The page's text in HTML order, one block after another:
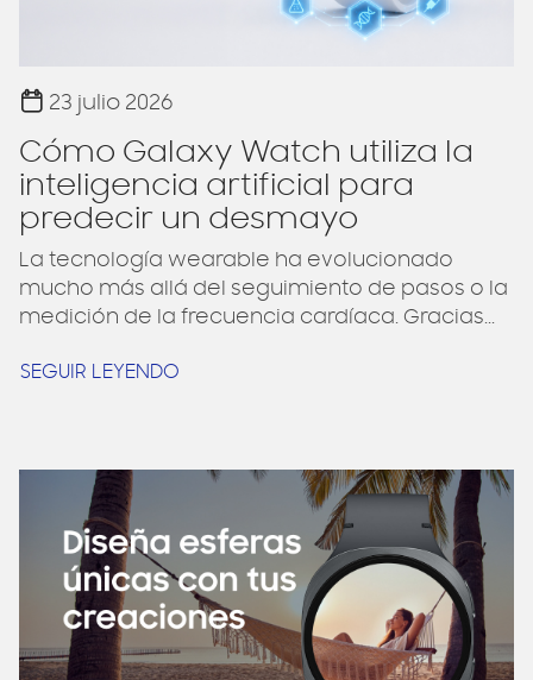
23 julio 2026
Cómo Galaxy Watch utiliza la
inteligencia artificial para
predecir un desmayo
La tecnología wearable ha evolucionado
mucho más allá del seguimiento de pasos o la
medición de la frecuencia cardíaca. Gracias...
SEGUIR LEYENDO